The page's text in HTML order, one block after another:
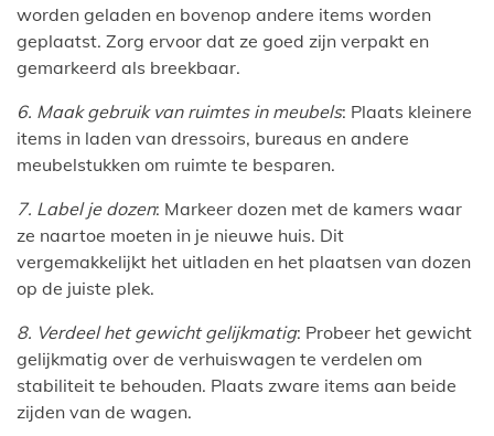
worden geladen en bovenop andere items worden
geplaatst. Zorg ervoor dat ze goed zijn verpakt en
gemarkeerd als breekbaar.
6. Maak gebruik van ruimtes in meubels: Plaats kleinere
items in laden van dressoirs, bureaus en andere
meubelstukken om ruimte te besparen.
7. Label je dozen: Markeer dozen met de kamers waar
ze naartoe moeten in je nieuwe huis. Dit
vergemakkelijkt het uitladen en het plaatsen van dozen
op de juiste plek.
8. Verdeel het gewicht gelijkmatig: Probeer het gewicht
gelijkmatig over de verhuiswagen te verdelen om
stabiliteit te behouden. Plaats zware items aan beide
zijden van de wagen.